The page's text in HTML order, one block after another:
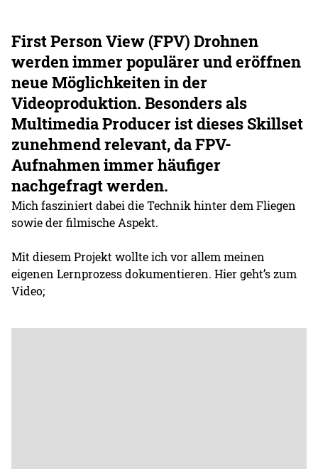
First Person View (FPV) Drohnen
werden immer populärer und eröffnen
neue Möglichkeiten in der
Videoproduktion. Besonders als
Multimedia Producer ist dieses Skillset
zunehmend relevant, da FPV-
Aufnahmen immer häufiger
nachgefragt werden.
Mich fasziniert dabei die Technik hinter dem Fliegen
sowie der filmische Aspekt.
Mit diesem Projekt wollte ich vor allem meinen
eigenen Lernprozess dokumentieren. Hier geht’s zum
Video;